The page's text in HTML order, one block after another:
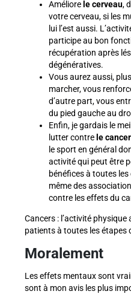
Améliore le cerveau,
votre cerveau, si les
lui l’est aussi.
participe au bon
récupération après
dégénératives.
Vous aurez aussi, plus
marcher, vous
d’autre part, vous
du pied gauche au
Enfin, je gardais le
lutter contre le cancer
le sport en général
activité qui peut être
bénéfices à toutes
même des
contre les effets du
Cancers : l’activité
patients à toutes les étapes
Moralement
Les effets mentaux sont
sont à mon avis les plus